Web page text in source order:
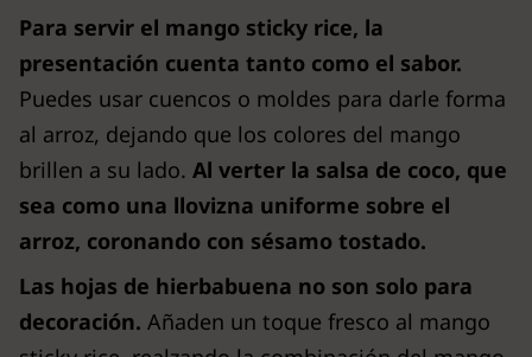
Para servir el mango sticky rice, la
presentación cuenta tanto como el sabor.
Puedes usar cuencos o moldes para darle forma
al arroz, dejando que los colores del mango
brillen a su lado. Al verter la salsa de coco, que
sea como una llovizna uniforme sobre el
arroz, coronando con sésamo tostado.
Las hojas de hierbabuena no son solo para
decoración. Añaden un toque fresco al mango